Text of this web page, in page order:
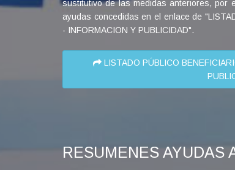
sustitutivo de las medidas anteriores, por
ayudas concedidas en el enlace de
- INFORMACION Y PUBLICIDAD".
LISTADO PÚBLICO
RESUMENES AYUDAS